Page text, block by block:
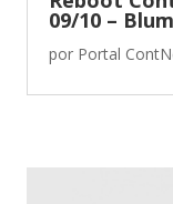
09/10 –
por Portal